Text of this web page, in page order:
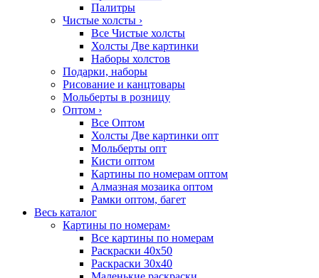
Палитры
Чистые холсты ›
Все Чистые холсты
Холсты Две картинки
Наборы холстов
Подарки, наборы
Рисование и канцтовары
Мольберты в розницу
Оптом ›
Все Оптом
Холсты Две картинки опт
Мольберты опт
Кисти оптом
Картины по номерам оптом
Алмазная мозаика оптом
Рамки оптом, багет
Весь каталог
Картины по номерам›
Все картины по номерам
Раскраски 40х50
Раскраски 30х40